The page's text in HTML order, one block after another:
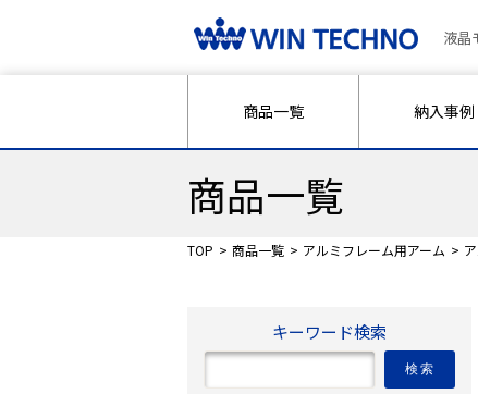
液晶
商品一覧 納入事例
商品一覧
TOP 商品一覧 アルミフレーム用アーム
キーワード検索
検索